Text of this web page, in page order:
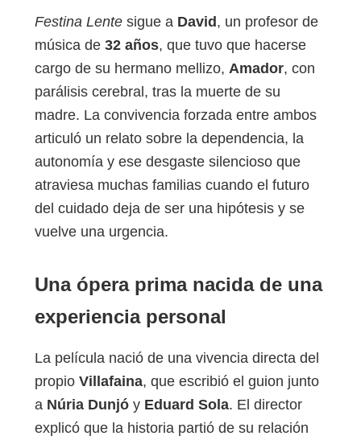
Festina Lente sigue a David, un profesor de
música de 32 años, que tuvo que hacerse
cargo de su hermano mellizo, Amador, con
parálisis cerebral, tras la muerte de su
madre. La convivencia forzada entre ambos
articuló un relato sobre la dependencia, la
autonomía y ese desgaste silencioso que
atraviesa muchas familias cuando el futuro
del cuidado deja de ser una hipótesis y se
vuelve una urgencia.
Una ópera prima nacida de una
experiencia personal
La película nació de una vivencia directa del
propio Villafaina, que escribió el guion junto
a Núria Dunjó y Eduard Sola. El director
explicó que la historia partió de su relación